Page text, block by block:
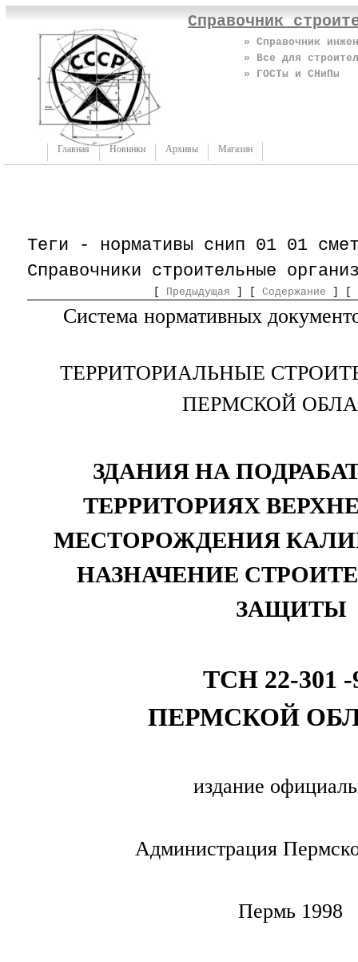
Справочник
» Справочник
» Все для
» ГОСТы и СНиПы
Главная Новинки Архивы Магазин
Теги - нормативы снип 01 01
Справочники строительные
Предыдущая Содержание
Система нормативных
ТЕРРИТОРИАЛЬНЫЕ
ПЕРМСКОЙ
ЗДАНИЯ НА
ТЕРРИТОРИЯХ
МЕСТОРОЖДЕНИЯ
НАЗНАЧЕНИЕ
ЗАЩИТЫ
ТСН 22-301 -
ПЕРМСКОЙ
издание
Администрация
Пермь 1998